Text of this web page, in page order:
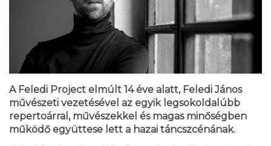
A Feledi Project elmúlt 14 éve alatt, Feledi János
művészeti vezetésével az egyik legsokoldalúbb
repertoárral, művészekkel és magas minőségben
működő együttese lett a hazai táncszcénának.